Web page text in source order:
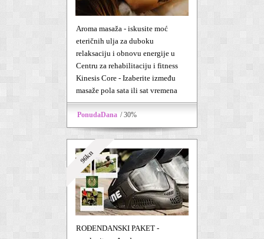
Aroma masaža - iskusite moć
eteričnih ulja za duboku
relaksaciju i obnovu energije u
Centru za rehabilitaciju i fitness
Kinesis Core - Izaberite između
masaže pola sata ili sat vremena
PonudaDana / 30%
96kn
ROĐENDANSKI PAKET -